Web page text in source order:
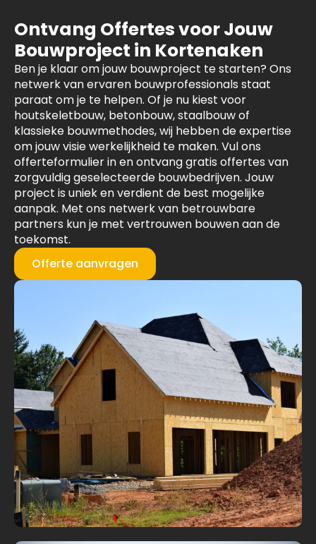
Ontvang Offertes voor Jouw
Bouwproject in Kortenaken
Ben je klaar om jouw bouwproject te starten? Ons
netwerk van ervaren bouwprofessionals staat
paraat om je te helpen. Of je nu kiest voor
houtskeletbouw, betonbouw, staalbouw of
klassieke bouwmethodes, wij hebben de expertise
om jouw visie werkelijkheid te maken. Vul ons
offerteformulier in en ontvang gratis offertes van
zorgvuldig geselecteerde bouwbedrijven. Jouw
project is uniek en verdient de best mogelijke
aanpak. Met ons netwerk van betrouwbare
partners kun je met vertrouwen bouwen aan de
toekomst.
Offerte aanvragen